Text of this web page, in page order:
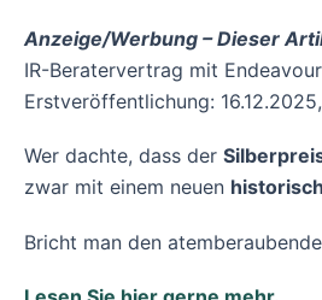
Anzeige/Werbung – Dieser
IR-Beratervertrag mit
Erstveröffentlichung:
Wer dachte, dass der
zwar mit einem neuen
Bricht man den